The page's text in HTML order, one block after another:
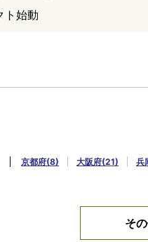
ト始動
京都府(8) 大阪府(21) 兵
そ